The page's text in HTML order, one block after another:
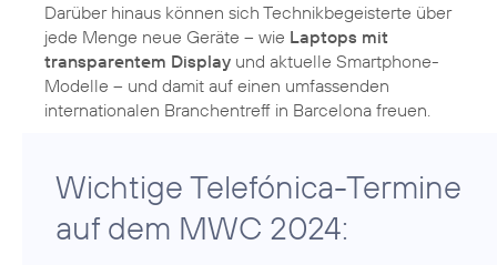
Darüber hinaus können sich Technikbegeisterte über
jede Menge neue Geräte – wie Laptops mit
transparentem Display und aktuelle Smartphone-
Modelle – und damit auf einen umfassenden
internationalen Branchentreff in Barcelona freuen.
Wichtige Telefónica-Termine
auf dem MWC 2024: